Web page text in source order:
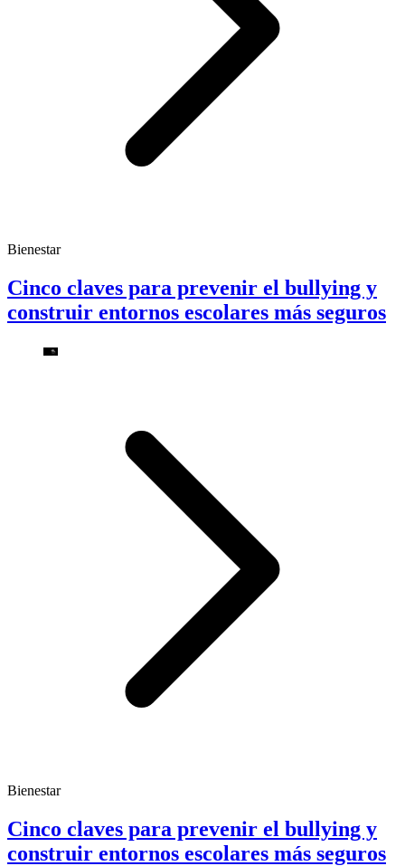
Bienestar
Cinco claves para prevenir el bullying y
construir entornos escolares más seguros
Bienestar
Cinco claves para prevenir el bullying y
construir entornos escolares más seguros